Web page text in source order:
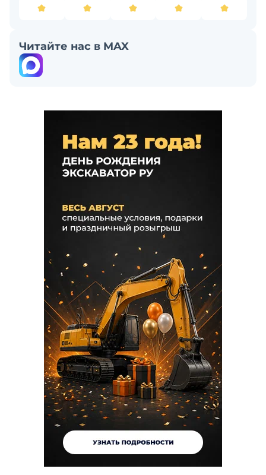
Читайте нас в MAX